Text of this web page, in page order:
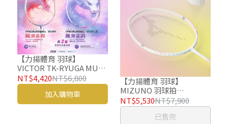
【力揚體育 羽球】
VICTOR TK-RYUGA MUSE
II 羽球拍 RYUGA MUSE II
羽毛球拍 粉龍牙2
NT$4,420NT$6,800
加入購物車
【力揚體育 羽球】
MIZUNO 羽球拍
ACROFORCE 200 BDSS 美
津濃 AF200 羽毛球拍
73JTB62201
NT$5,530NT$7,900
已售完